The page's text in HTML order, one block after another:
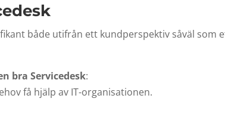
både utifrån ett kundperspektiv såväl som
bra Servicedesk:
få hjälp av IT-organisationen.